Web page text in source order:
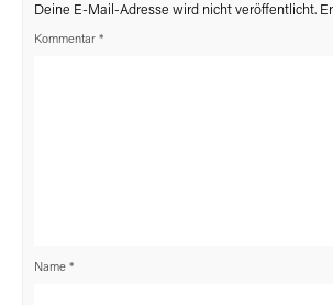
Deine E-Mail-Adresse wird nicht veröffentlicht.
Kommentar*
Name*